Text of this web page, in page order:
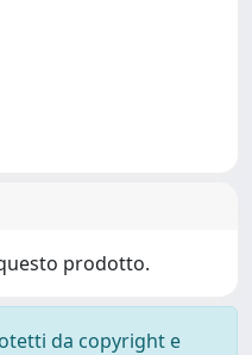
prodotto.
da copyright e